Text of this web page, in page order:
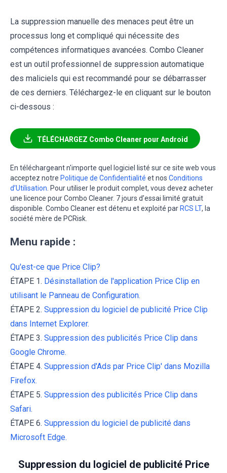
La suppression manuelle des menaces peut être un
processus long et compliqué qui nécessite des
compétences informatiques avancées. Combo Cleaner
est un outil professionnel de suppression automatique
des maliciels qui est recommandé pour se débarrasser
de ces derniers. Téléchargez-le en cliquant sur le bouton
ci-dessous :
TÉLÉCHARGEZ Combo Cleaner pour Android
En téléchargeant n'importe quel logiciel listé sur ce site web vous
acceptez notre Politique de Confidentialité et nos Conditions
d’Utilisation . Pour utiliser le produit complet, vous devez acheter
une licence pour Combo Cleaner. 7 jours d’essai limité gratuit
disponible. Combo Cleaner est détenu et exploité par RCS LT, la
société mère de PCRisk.
Menu rapide :
Qu'est-ce que Price Clip?
ÉTAPE 1. Désinstallation de l'application Price Clip en
utilisant le Panneau de Configuration.
ÉTAPE 2. Suppression du logiciel de publicité Price Clip
dans Internet Explorer.
ÉTAPE 3. Suppression des publicités Price Clip dans
Google Chrome.
ÉTAPE 4. Suppression d'Ads par Price Clip' dans Mozilla
Firefox.
ÉTAPE 5. Suppression des publicités Price Clip dans
Safari.
ÉTAPE 6. Suppression du logiciel de publicité dans
Microsoft Edge.
Suppression du logiciel de publicité Price